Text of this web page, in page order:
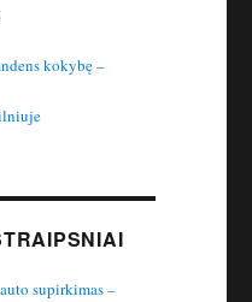
kokybę –
supirkimas –